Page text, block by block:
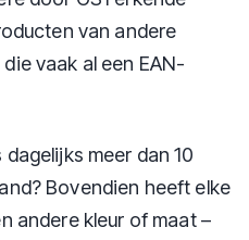
van andere
vaak al een EAN-
meer dan 10
Bovendien heeft elke
andere kleur of maat –